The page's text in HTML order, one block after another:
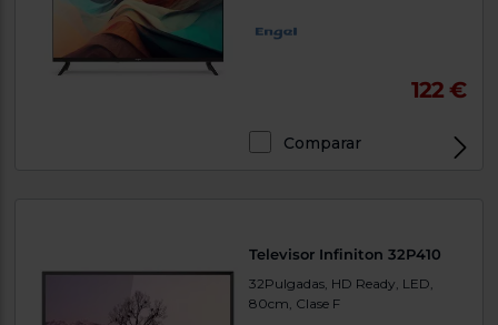
122 €
Comparar
Televisor Infiniton 32P410
32Pulgadas, HD Ready, LED,
80cm, Clase F